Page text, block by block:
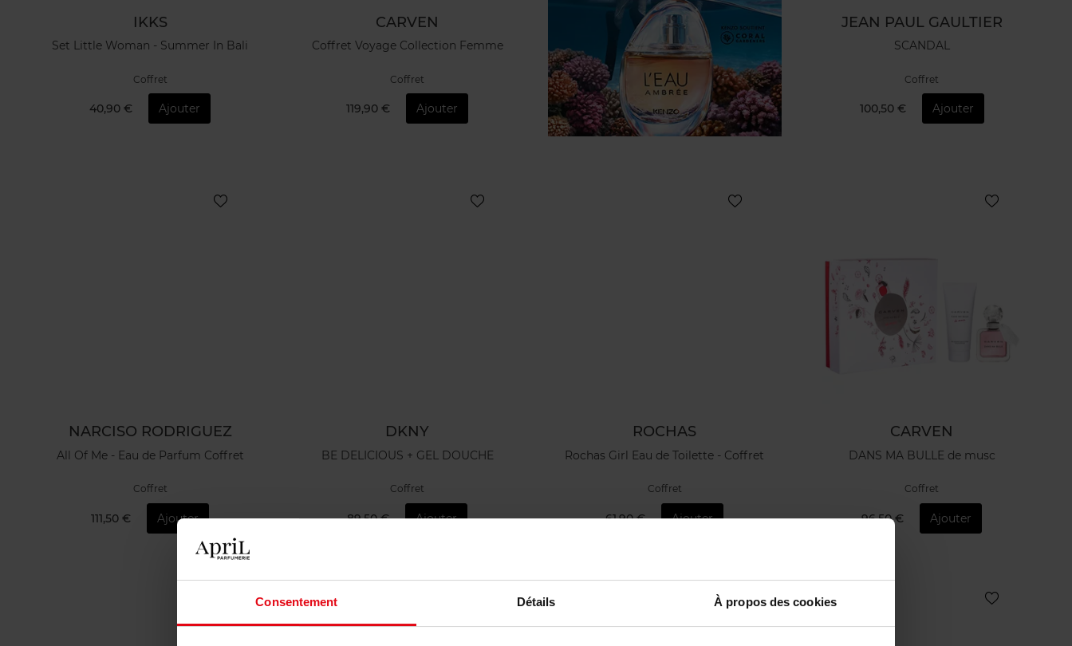
Consentement Détails À propos des cookies
IKKS
Set Little Woman - Summer In Bali
Coffret
40,90 € Ajouter
CARVEN
Coffret Voyage Collection Femme
Coffret
119,90 € Ajouter
JEAN PAUL GAULTIER
SCANDAL
Coffret
100,50 € Ajouter
NARCISO RODRIGUEZ
All Of Me - Eau de Parfum Coffret
Coffret
111,50 € Ajouter
DKNY
BE DELICIOUS + GEL DOUCHE
Coffret
89,50 € Ajouter
ROCHAS
Rochas Girl Eau de Toilette - Coffret
Coffret
61,90 € Ajouter
CARVEN
DANS MA BULLE de musc
Coffret
96,50 € Ajouter